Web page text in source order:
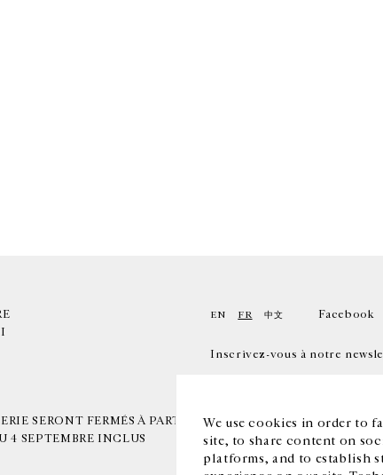
We use cookies in order to
site, to share content on
platforms, and to establish
SERONT FERMÉS À PARTIR
4 SEPTEMBRE INCLUS
EN FR 中文 Facebook
Inscrivez-vous à notre